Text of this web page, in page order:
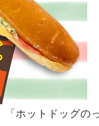
「ホットドッグの